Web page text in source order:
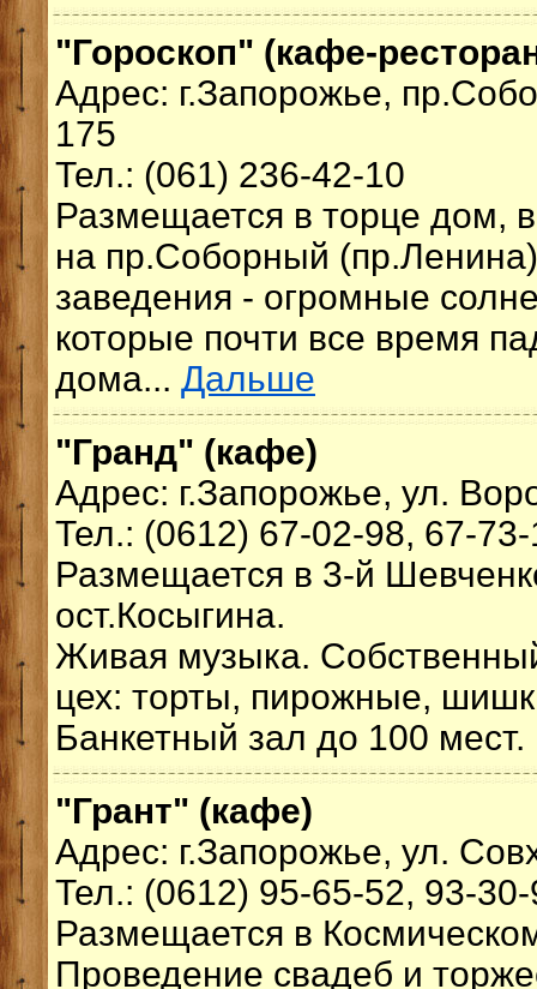
"Гороскоп" (кафе-
Адрес: г.Запорожье,
175
Тел.: (061) 236-42-10
Размещается в торце дом,
на пр.Соборный
заведения - огромные
которые почти все время
дома... Дальше
"Гранд" (кафе)
Адрес: г.Запорожье, ул.
Тел.: (0612) 67-02-98, 67-
Размещается в 3-й
ост.Косыгина.
Живая музыка.
цех: торты, пирожные,
Банкетный зал до 100 мест.
"Грант" (кафе)
Адрес: г.Запорожье, ул.
Тел.: (0612) 95-65-52, 93-
Размещается в
Проведение свадеб и